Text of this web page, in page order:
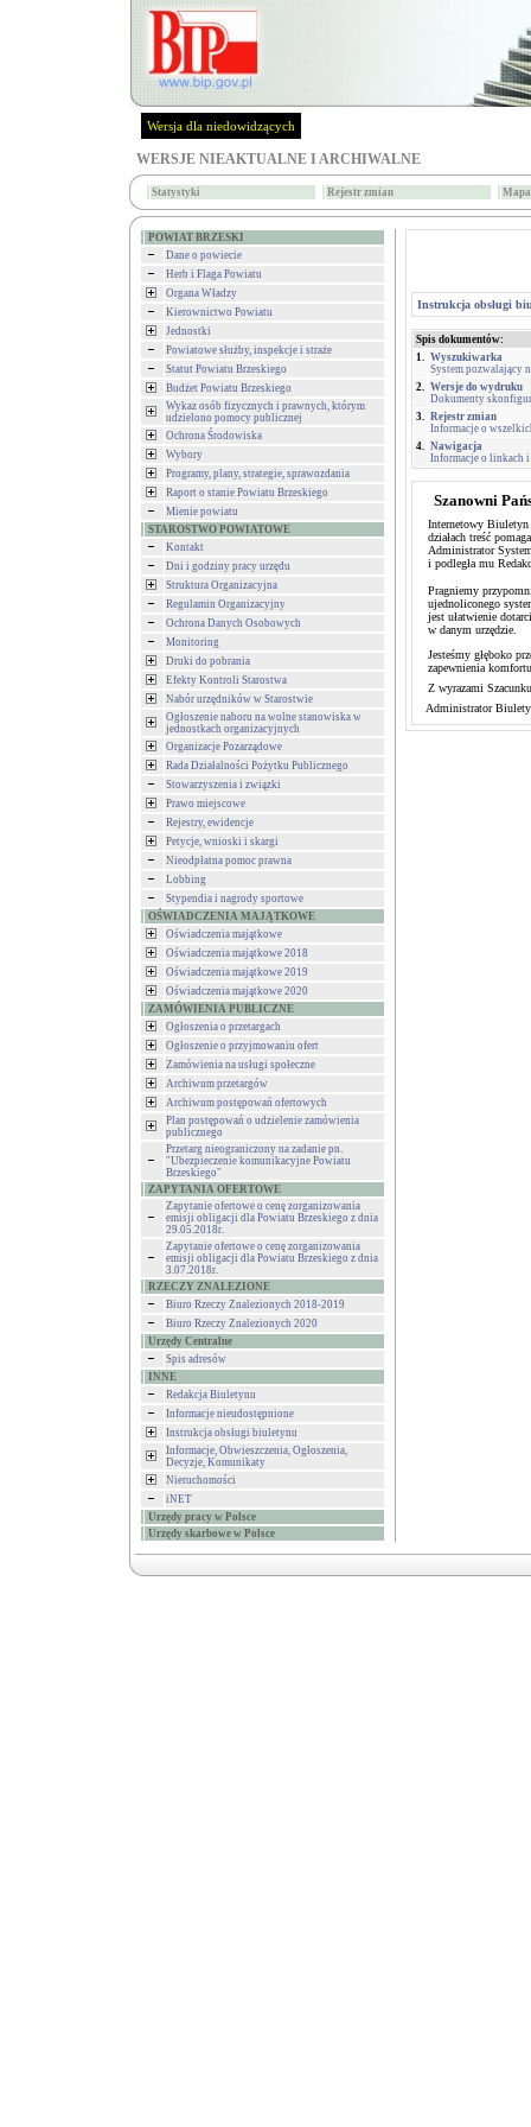
Wersja dla niedowidzących
WERSJE NIEAKTUALNE I ARCHIWALNE
Statystyki Rejestr zmian
POWIAT BRZESKI
Dane o powiecie
Herb i Flaga Powiatu
Organa Władzy
Kierownictwo Powiatu
Jednostki
Powiatowe służby, inspekcje i straże
Statut Powiatu Brzeskiego
Budżet Powiatu Brzeskiego
Wykaz osób fizycznych i prawnych, którym
udzielono pomocy publicznej
Ochrona Środowiska
Wybory
Programy, plany, strategie, sprawozdania
Raport o stanie Powiatu Brzeskiego
Mienie powiatu
STAROSTWO POWIATOWE
Kontakt
Dni i godziny pracy urzędu
Struktura Organizacyjna
Regulamin Organizacyjny
Ochrona Danych Osobowych
Monitoring
Druki do pobrania
Efekty Kontroli Starostwa
Nabór urzędników w Starostwie
Ogłoszenie naboru na wolne stanowiska w
jednostkach organizacyjnych
Organizacje Pozarządowe
Rada Działalności Pożytku Publicznego
Stowarzyszenia i związki
Prawo miejscowe
Rejestry, ewidencje
Petycje, wnioski i skargi
Nieodpłatna pomoc prawna
Lobbing
Stypendia i nagrody sportowe
OŚWIADCZENIA MAJĄTKOWE
Oświadczenia majątkowe
Oświadczenia majątkowe 2018
Oświadczenia majątkowe 2019
Oświadczenia majątkowe 2020
ZAMÓWIENIA PUBLICZNE
Ogłoszenia o przetargach
Ogłoszenie o przyjmowaniu ofert
Zamówienia na usługi społeczne
Archiwum przetargów
Archiwum postępowań ofertowych
Plan postępowań o udzielenie zamówienia
publicznego
Przetarg nieograniczony na zadanie pn.
"Ubezpieczenie komunikacyjne Powiatu
Brzeskiego"
ZAPYTANIA OFERTOWE
Zapytanie ofertowe o cenę zorganizowania
emisji obligacji dla Powiatu Brzeskiego z dnia
29.05.2018r.
Zapytanie ofertowe o cenę zorganizowania
emisji obligacji dla Powiatu Brzeskiego z dnia
3.07.2018r.
RZECZY ZNALEZIONE
Biuro Rzeczy Znalezionych 2018-2019
Biuro Rzeczy Znalezionych 2020
Urzędy Centralne
Spis adresów
INNE
Redakcja Biuletynu
Informacje nieudostępnione
Instrukcja obsługi biuletynu
Informacje, Obwieszczenia, Ogłoszenia,
Decyzje, Komunikaty
Nieruchomości
iNET
Urzędy pracy w Polsce
Urzędy skarbowe w Polsce
Instrukcja obsługi
Spis dokumentów:
1. Wyszukiwarka
System pozwalający
2. Wersje do wydruku
Dokumenty
3. Rejestr zmian
Informacje o
4. Nawigacja
Informacje o linkach i
Szanowni
Internetowy Biuletyn
działach treść
Administrator
i podległa mu
Pragniemy
ujednoliconego
jest ułatwienie
w danym urzędzie.
Jesteśmy głęboko
zapewnienia
Z wyrazami
Administrator